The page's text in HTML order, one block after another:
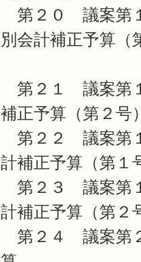
第２０ 議案第
別会計補正予算（
第２１ 議案第
補正予算（第
第２２ 議案第
計補正予算（第
第２３ 議案第
計補正予算（第
第２４ 議案第